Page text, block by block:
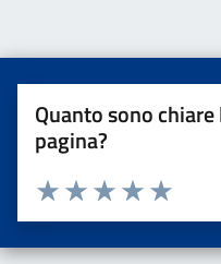
Quanto sono
pagina?
Valuta da 1 a 5 stelle la pagina
Valuta 5
Valuta 4
Valuta 3 stelle
Valuta 2 stelle su 5
Valuta una stella su 5